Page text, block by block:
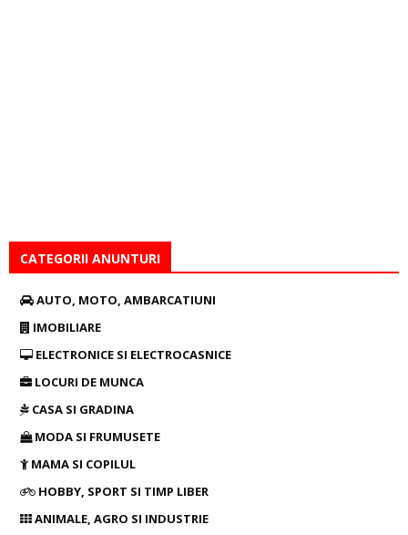
CATEGORII ANUNTURI
AUTO, MOTO, AMBARCATIUNI
IMOBILIARE
ELECTRONICE SI ELECTROCASNICE
LOCURI DE MUNCA
CASA SI GRADINA
MODA SI FRUMUSETE
MAMA SI COPILUL
HOBBY, SPORT SI TIMP LIBER
ANIMALE, AGRO SI INDUSTRIE